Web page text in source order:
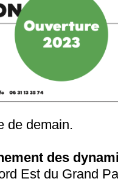
de demain.
des
Est du Grand